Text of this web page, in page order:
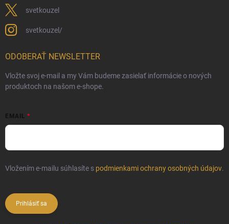
svetkouzel
svetkouzel/
ODOBERAŤ NEWSLETTER
Vložte svoj e-mail a my Vám budeme zasielať informácie o nových
produktoch na našom e-shope.
EMAIL
Vložením e-mailu súhlasíte s podmienkami ochrany osobných údajov.
Prihlásiť sa